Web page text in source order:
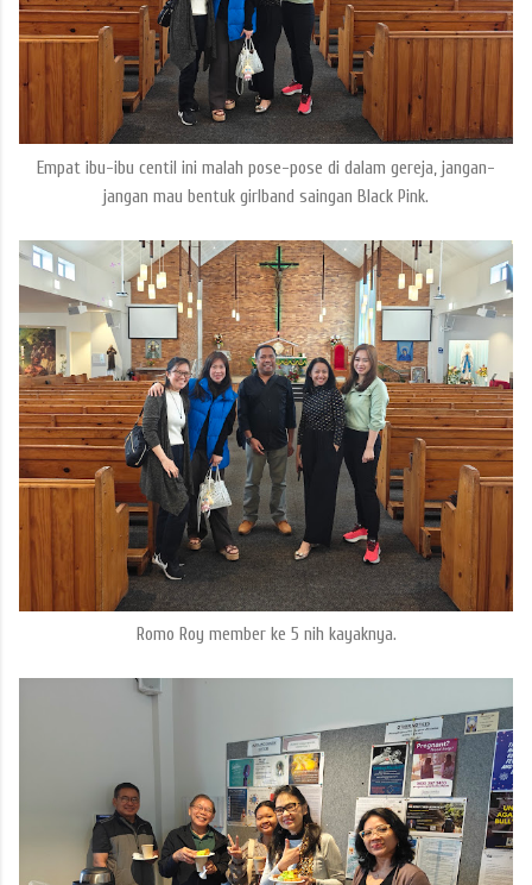
Empat ibu-ibu centil ini malah pose-pose di dalam gereja, jangan-
jangan mau bentuk girlband saingan Black Pink.
Romo Roy member ke 5 nih kayaknya.